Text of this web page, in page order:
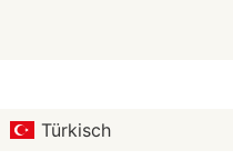
Türkisch